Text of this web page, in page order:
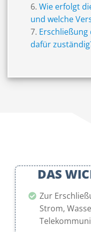
Wie erfolgt
und welche
Erschließung
dafür
DAS
Zur
Strom,